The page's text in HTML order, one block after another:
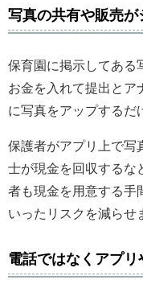
写真の共有や販売
保育園に掲示してある
お金を入れて提出とア
に写真をアップするだ
保護者がアプリ上で写
士が現金を回収するな
者も現金を用意する手
いったリスクを減らせ
電話ではなくアプ